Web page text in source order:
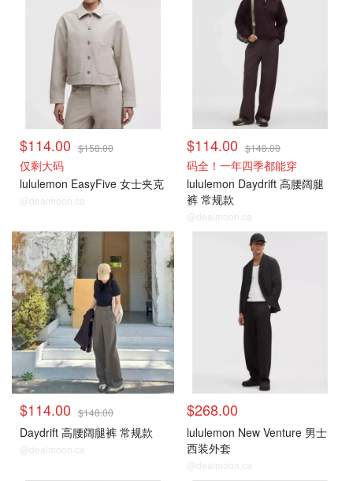
$114.00 $158.00
仅剩大码
lululemon EasyFive 女士夹克
@dealmoon.ca
$114.00 $148.00
码全！一年四季都能穿
lululemon Daydrift 高腰阔腿
裤 常规款
@dealmoon.ca
$114.00 $148.00
Daydrift 高腰阔腿裤 常规款
@dealmoon.ca
$268.00
lululemon New Venture 男士
西装外套
@dealmoon.ca